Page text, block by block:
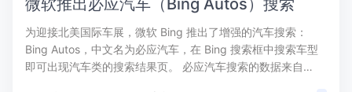
微软推出必应汽车（Bing Autos）搜索
为迎接北美国际车展，微软 Bing 推出了增强的汽车搜索：
Bing Autos，中文名为必应汽车，在 Bing 搜索框中搜索车型
即可出现汽车类的搜索结果页。 必应汽车搜索的数据来自…